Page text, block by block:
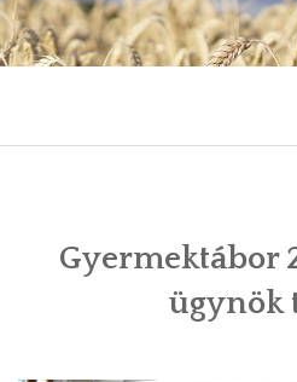
ISTENTISZTELETI REND
HÉTKÖZI ALKALMAINK
Gyermektábor
ügynök